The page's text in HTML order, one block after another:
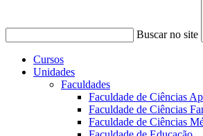
Buscar no site
Cursos
Unidades
Faculdades
Faculdade de Ciências
Faculdade de Ciências
Faculdade de Ciências